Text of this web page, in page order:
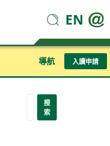
EN
導航 入讀申請
搜
索